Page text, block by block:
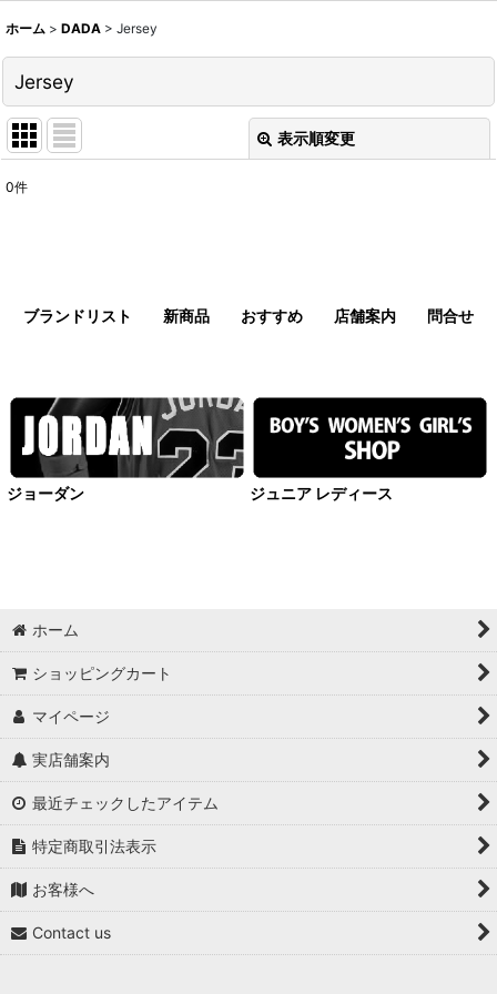
ホーム > DADA > Jersey
Jersey
表示順変更
絞り込む
0件
ブランドリスト 新商品 おすすめ 店舗案内 問合せ
ジョーダン ジュニア レディース
ホーム
ショッピングカート
マイページ
実店舗案内
最近チェックしたアイテム
特定商取引法表示
お客様へ
Contact us